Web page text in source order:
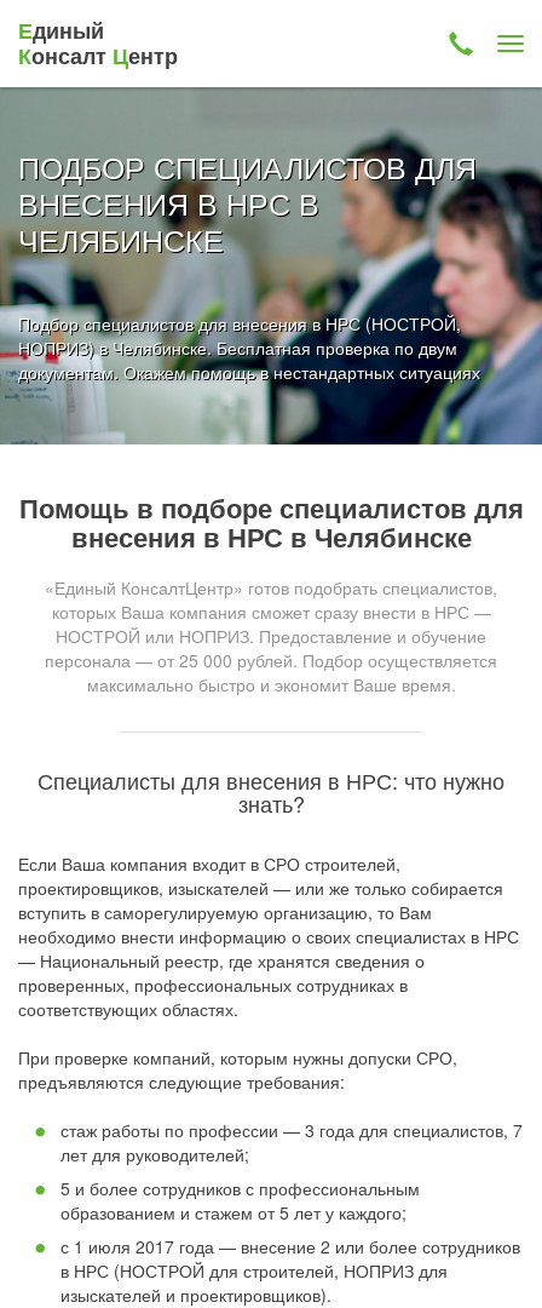
Единый
Консалт Центр
ПОДБОР СПЕЦИАЛИСТОВ ДЛЯ
ВНЕСЕНИЯ В НРС В
ЧЕЛЯБИНСКЕ
Подбор специалистов для внесения в НРС (НОСТРОЙ,
НОПРИЗ) в Челябинске. Бесплатная проверка по двум
документам. Окажем помощь в нестандартных ситуациях
Помощь в подборе специалистов для
внесения в НРС в Челябинске
«Единый КонсалтЦентр» готов подобрать специалистов,
которых Ваша компания сможет сразу внести в НРС —
НОСТРОЙ или НОПРИЗ. Предоставление и обучение
персонала — от 25 000 рублей. Подбор осуществляется
максимально быстро и экономит Ваше время.
Специалисты для внесения в НРС: что нужно
знать?
Если Ваша компания входит в СРО строителей,
проектировщиков, изыскателей — или же только собирается
вступить в саморегулируемую организацию, то Вам
необходимо внести информацию о своих специалистах в НРС
— Национальный реестр, где хранятся сведения о
проверенных, профессиональных сотрудниках в
соответствующих областях.
При проверке компаний, которым нужны допуски СРО,
предъявляются следующие требования:
стаж работы по профессии — 3 года для специалистов, 7
лет для руководителей;
5 и более сотрудников с профессиональным
образованием и стажем от 5 лет у каждого;
с 1 июля 2017 года — внесение 2 или более сотрудников
в НРС (НОСТРОЙ для строителей, НОПРИЗ для
изыскателей и проектировщиков).